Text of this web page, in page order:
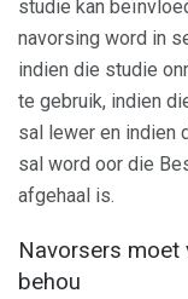
studie kan
navorsing word in
indien die studie
te gebruik, indien
sal lewer en indien
sal word oor die
afgehaal is.
Navorsers moet
behou